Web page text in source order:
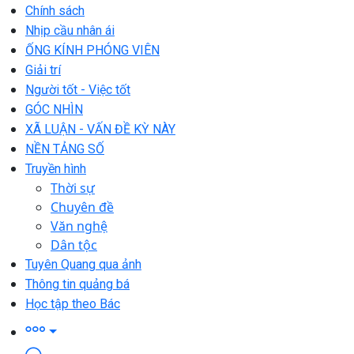
Chính sách
Nhịp cầu nhân ái
ỐNG KÍNH PHÓNG VIÊN
Giải trí
Người tốt - Việc tốt
GÓC NHÌN
XÃ LUẬN - VẤN ĐỀ KỲ NÀY
NỀN TẢNG SỐ
Truyền hình
Thời sự
Chuyên đề
Văn nghệ
Dân tộc
Tuyên Quang qua ảnh
Thông tin quảng bá
Học tập theo Bác